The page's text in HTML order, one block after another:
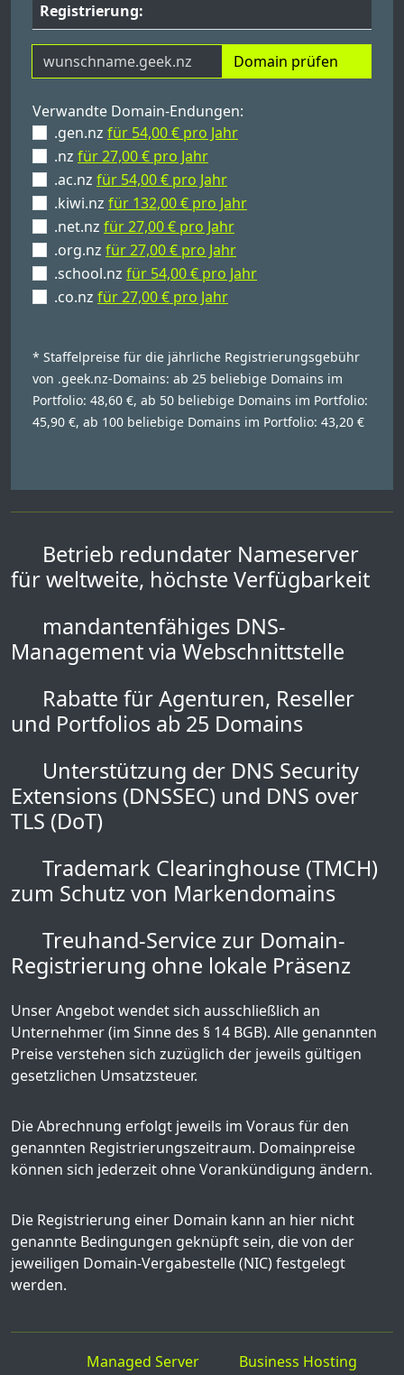
Registrierung:
Domain prüfen
Verwandte Domain-Endungen:
.gen.nz für 54,00 € pro Jahr
.nz für 27,00 € pro Jahr
.ac.nz für 54,00 € pro Jahr
.kiwi.nz für 132,00 € pro Jahr
.net.nz für 27,00 € pro Jahr
.org.nz für 27,00 € pro Jahr
.school.nz für 54,00 € pro Jahr
.co.nz für 27,00 € pro Jahr
* Staffelpreise für die jährliche Registrierungsgebühr
von .geek.nz-Domains: ab 25 beliebige Domains im
Portfolio: 48,60 €, ab 50 beliebige Domains im Portfolio:
45,90 €, ab 100 beliebige Domains im Portfolio: 43,20 €
Betrieb redundater Nameserver
für weltweite, höchste Verfügbarkeit
mandantenfähiges DNS-
Management via Webschnittstelle
Rabatte für Agenturen, Reseller
und Portfolios ab 25 Domains
Unterstützung der DNS Security
Extensions (DNSSEC) und DNS over
TLS (DoT)
Trademark Clearinghouse (TMCH)
zum Schutz von Markendomains
Treuhand-Service zur Domain-
Registrierung ohne lokale Präsenz
Unser Angebot wendet sich ausschließlich an
Unternehmer (im Sinne des § 14 BGB). Alle genannten
Preise verstehen sich zuzüglich der jeweils gültigen
gesetzlichen Umsatzsteuer.
Die Abrechnung erfolgt jeweils im Voraus für den
genannten Registrierungszeitraum. Domainpreise
können sich jederzeit ohne Vorankündigung ändern.
Die Registrierung einer Domain kann an hier nicht
genannte Bedingungen geknüpft sein, die von der
jeweiligen Domain-Vergabestelle (NIC) festgelegt
werden.
Managed Server Business Hosting